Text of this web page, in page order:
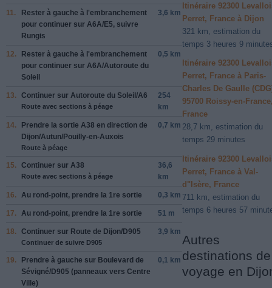
11. Rester à gauche à l'embranchement
pour continuer sur A6A/E5, suivre
Rungis
3,6 km
12. Rester à gauche à l'embranchement
pour continuer sur A6A/Autoroute du
Soleil
0,5 km
13. Continuer sur Autoroute du Soleil/A6
Route avec sections à péage
254
km
14. Prendre la sortie A38 en direction de
Dijon/Autun/Pouilly-en-Auxois
Route à péage
0,7 km
15. Continuer sur A38
Route avec sections à péage
36,6
km
16. Au rond-point, prendre la 1re sortie 0,3 km
17. Au rond-point, prendre la 1re sortie 51 m
18. Continuer sur Route de Dijon/D905
Continuer de suivre D905
3,9 km
19. Prendre à gauche sur Boulevard de
Sévigné/D905 (panneaux vers Centre
Ville)
0,1 km
Itinéraire 92300
Perret, France à Dijon
321 km, estimation du
temps 3 heures 9
Itinéraire 92300
Perret, France à Paris-
Charles De Gaulle
95700 Roissy-en-
France
28,7 km, estimation du
temps 29 minutes
Itinéraire 92300
Perret, France à Val-
d"Isère, France
711 km, estimation du
temps 6 heures 57
Autres
destinations de
voyage en